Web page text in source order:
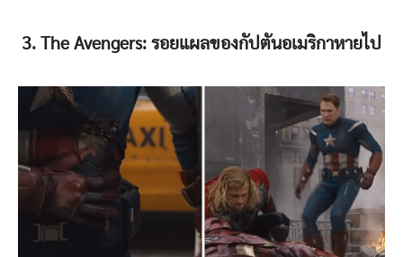
3. The Avengers: รอยแผลของกัปตันอเมริกาหายไป